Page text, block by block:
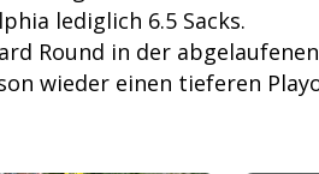
lediglich 6.5 Sacks.
Round in der
wieder einen tieferen